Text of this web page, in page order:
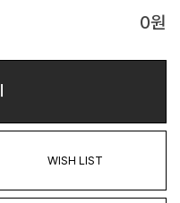
0원
WISH LIST